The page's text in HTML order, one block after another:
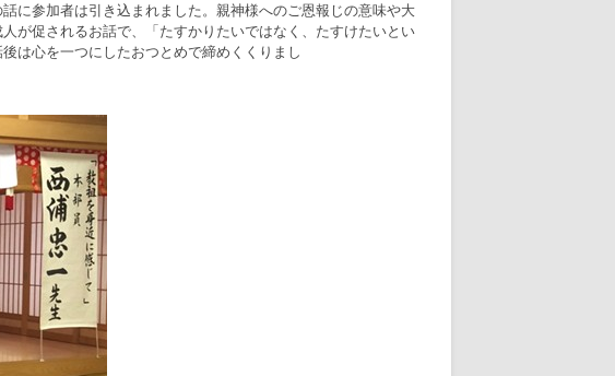
に参加者は引き込まれました。親神様へのご恩報じの意味や大
が促されるお話で、「たすかりたいではなく、たすけたいとい
は心を一つにしたおつとめで締めくくりまし